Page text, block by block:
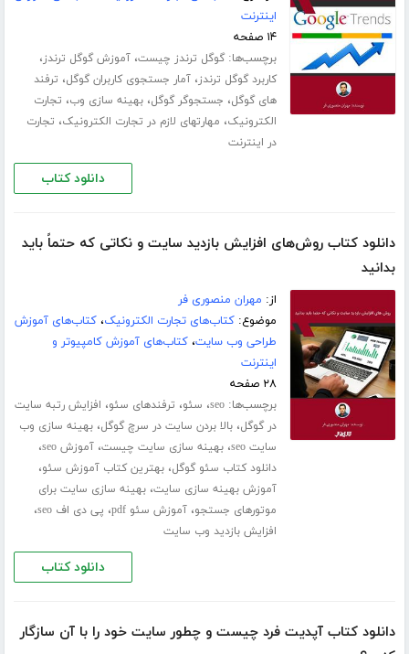
اینترنت
۱۴ صفحه
برچسب‌ها:گوگل ترندز چیست،آموزش گوگل ترندز،
کاربرد گوگل ترندز،آمار جستجوی کاربران گوگل، ترفند
های گوگل، جستجوگر گوگل،بهینه سازی وب، تجارت
الکترونیک، مهارتهای لازم در تجارت الکترونیک، تجارت
در اینترنت
دانلود کتاب
دانلود کتاب روش‌های افزایش بازدید سایت و نکاتی که حتماً باید
بدانید
از: مهران منصوری فر
موضوع:کتاب‌های تجارت الکترونیک،کتاب‌های آموزش
طراحی وب سایت،کتاب‌های آموزش کامپیوتر و
اینترنت
۲۸ صفحه
برچسب‌ها:seo، سئو، ترفندهای سئو، افزایش رتبه سایت
در گوگل،بالا بردن سایت در سرچ گوگل،بهینه سازی وب
سایت seo
،بهینه سازی سایت چیست،آموزش seo ،
دانلود کتاب سئو گوگل،بهترین کتاب آموزش سئو،
آموزش بهینه سازی سایت،بهینه سازی سایت برای
موتورهای جستجو،آموزش سئو pdf ، پی دی اف seo ،
افزایش بازدید وب سایت
دانلود کتاب
دانلود کتاب آپدیت فرد چیست و چطور سایت‌ خود را با آن سازگار